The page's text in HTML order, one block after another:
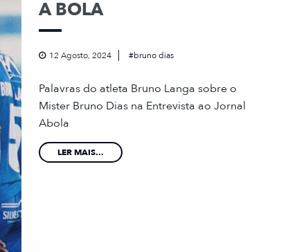
A BOLA
12 Agosto, 2024 bruno dias
Palavras do atleta Bruno Langa sobre o
Mister Bruno Dias na Entrevista ao Jornal
Abola
LER MAIS...